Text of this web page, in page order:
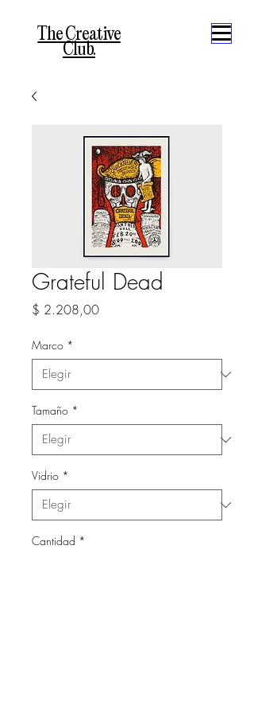
The Creative
Club.
Grateful Dead
$ 2.208,00Precio
Marco *
Tamaño *
Vidrio *
Cantidad *